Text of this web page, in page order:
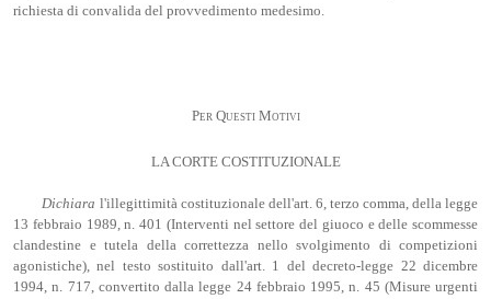
richiesta di convalida del provvedimento medesimo.
Per Questi Motivi
LA CORTE COSTITUZIONALE
Dichiara l'illegittimità costituzionale dell'art. 6, terzo comma, della legge
13 febbraio 1989, n. 401 (Interventi nel settore del giuoco e delle scommesse
clandestine e tutela della correttezza nello svolgimento di competizioni
agonistiche), nel testo sostituito dall'art. 1 del decreto-legge 22 dicembre
1994, n. 717, convertito dalla legge 24 febbraio 1995, n. 45 (Misure urgenti